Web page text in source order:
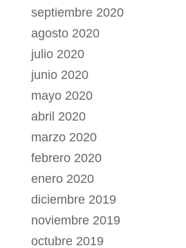
septiembre 2020
agosto 2020
julio 2020
junio 2020
mayo 2020
abril 2020
marzo 2020
febrero 2020
enero 2020
diciembre 2019
noviembre 2019
octubre 2019